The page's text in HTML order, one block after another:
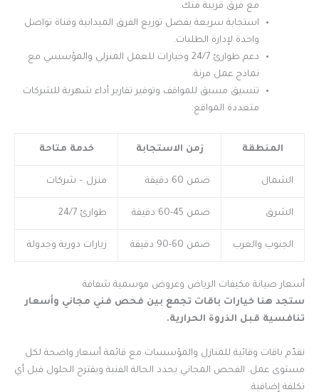
مع فرق قريبة منك.
استجابة سريعة بفضل توزيع الفرق الميدانية وقناة تواصل
واحدة لإدارة الطلبات.
دعم طوارئ 24/7 وخيارات للعمل المنزلي والمؤسسي مع
نماذج عمل مرنة.
تنسيق مسبق للمواقف وتوفير تقارير أداء شهرية للشركات
متعددة المواقع.
المنطقة زمن الاستجابة خدمة متاحة
الشمال ضمن 60 دقيقة منزل – شركات
الشرق ضمن 45-60 دقيقة طوارئ 24/7
الجنوب والغرب ضمن 60-90 دقيقة زيارات دورية وجدولة
أسعار صيانة مكيفات الرياض وعروض موسمية شفافة
ستجد هنا خيارات باقات تجمع بين فحص فني مجاني وأسعار
تنافسية قبل الذروة الحرارية.
نقدّم باقات وقائية للمنازل والمؤسسات مع قائمة أسعار واضحة لكل
مستوى عمل. الفحص المجاني يحدد الحالة الفنية ويقترح الحلول قبل أي
تكلفة إضافية.